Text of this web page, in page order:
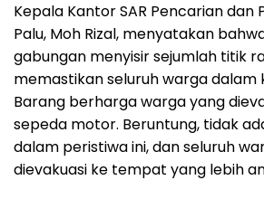
Kepala Kantor SAR Pencarian dan
Palu, Moh Rizal, menyatakan
gabungan menyisir sejumlah titik
memastikan seluruh warga dalam
Barang berharga warga yang
sepeda motor. Beruntung, tidak
dalam peristiwa ini, dan seluruh
dievakuasi ke tempat yang lebih